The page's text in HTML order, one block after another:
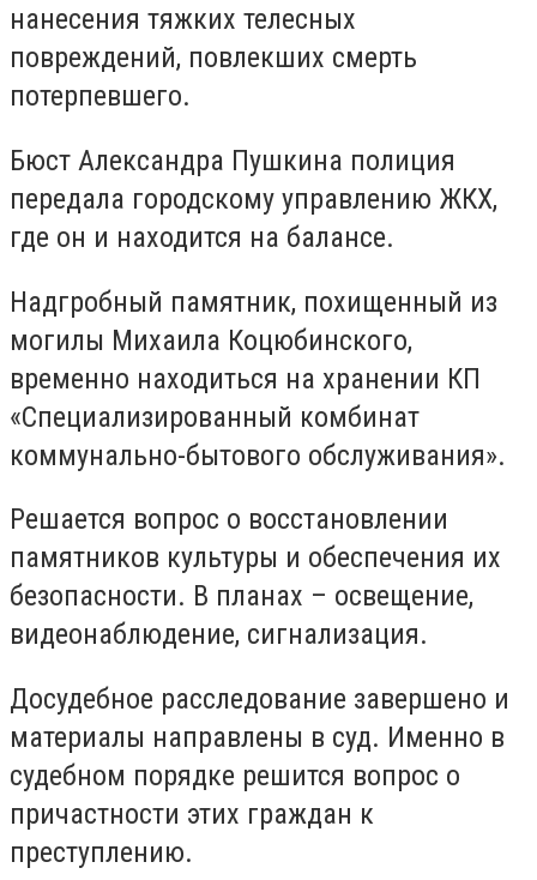
нанесения тяжких телесных
повреждений, повлекших смерть
потерпевшего.
Бюст Александра Пушкина полиция
передала городскому управлению ЖКХ,
где он и находится на балансе.
Надгробный памятник, похищенный из
могилы Михаила Коцюбинского,
временно находиться на хранении КП
«Специализированный комбинат
коммунально-бытового обслуживания».
Решается вопрос о восстановлении
памятников культуры и обеспечения их
безопасности. В планах – освещение,
видеонаблюдение, сигнализация.
Досудебное расследование завершено и
материалы направлены в суд. Именно в
судебном порядке решится вопрос о
причастности этих граждан к
преступлению.